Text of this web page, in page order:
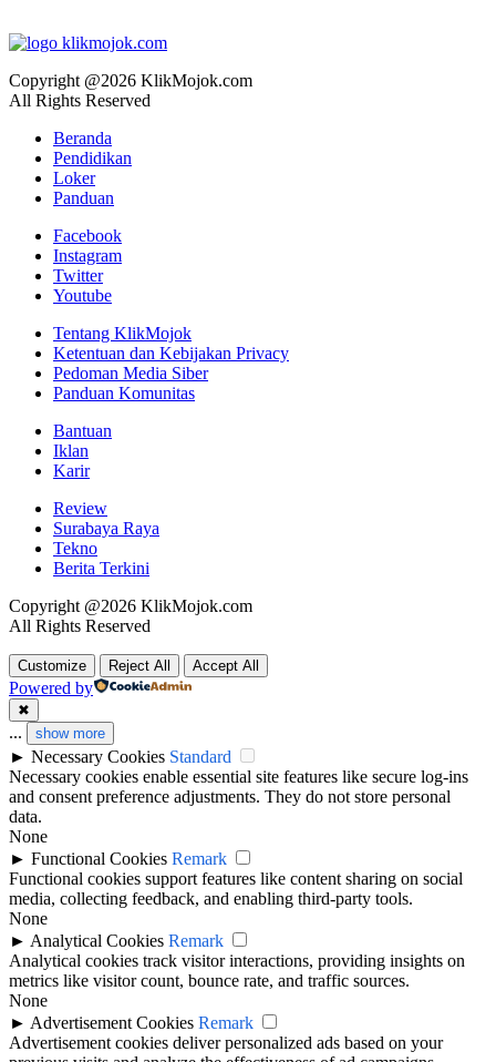
Copyright @2026 KlikMojok.com
All Rights Reserved
Beranda
Pendidikan
Loker
Panduan
Facebook
Instagram
Twitter
Youtube
Tentang KlikMojok
Ketentuan dan Kebijakan Privacy
Pedoman Media Siber
Panduan Komunitas
Bantuan
Iklan
Karir
Review
Surabaya Raya
Tekno
Berita Terkini
Copyright @2026 KlikMojok.com
All Rights Reserved
Customize Reject All Accept All
Powered by
✖
... show more
► Necessary Cookies Standard
Necessary cookies enable essential site features like secure log-ins
and consent preference adjustments. They do not store personal
data.
None
► Functional Cookies Remark
Functional cookies support features like content sharing on social
media, collecting feedback, and enabling third-party tools.
None
► Analytical Cookies Remark
Analytical cookies track visitor interactions, providing insights on
metrics like visitor count, bounce rate, and traffic sources.
None
► Advertisement Cookies Remark
Advertisement cookies deliver personalized ads based on your